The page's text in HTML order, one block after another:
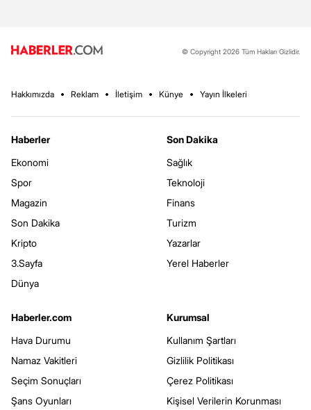
© Copyright 2026 Tüm Hakları Gizlidir.
Hakkımızda Reklam İletişim Künye Yayın İlkeleri
Haberler
Ekonomi
Spor
Magazin
Son Dakika
Kripto
3.Sayfa
Dünya
Son Dakika
Sağlık
Teknoloji
Finans
Turizm
Yazarlar
Yerel Haberler
Haberler.com
Hava Durumu
Namaz Vakitleri
Seçim Sonuçları
Şans Oyunları
Kurumsal
Kullanım Şartları
Gizlilik Politikası
Çerez Politikası
Kişisel Verilerin Korunması